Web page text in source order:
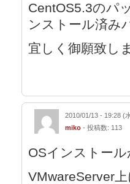
CentOS5.3のパ
ンストール済み
宜しく御願致し
2010/01/13 - 19:28 (
miko - 投稿数: 113
OSインストー
VMwareServer